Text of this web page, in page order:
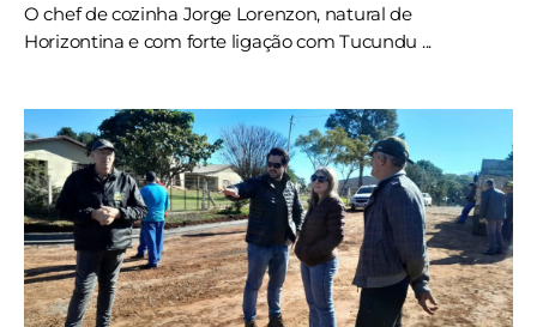
O chef de cozinha Jorge Lorenzon, natural de
Horizontina e com forte ligação com Tucundu ...